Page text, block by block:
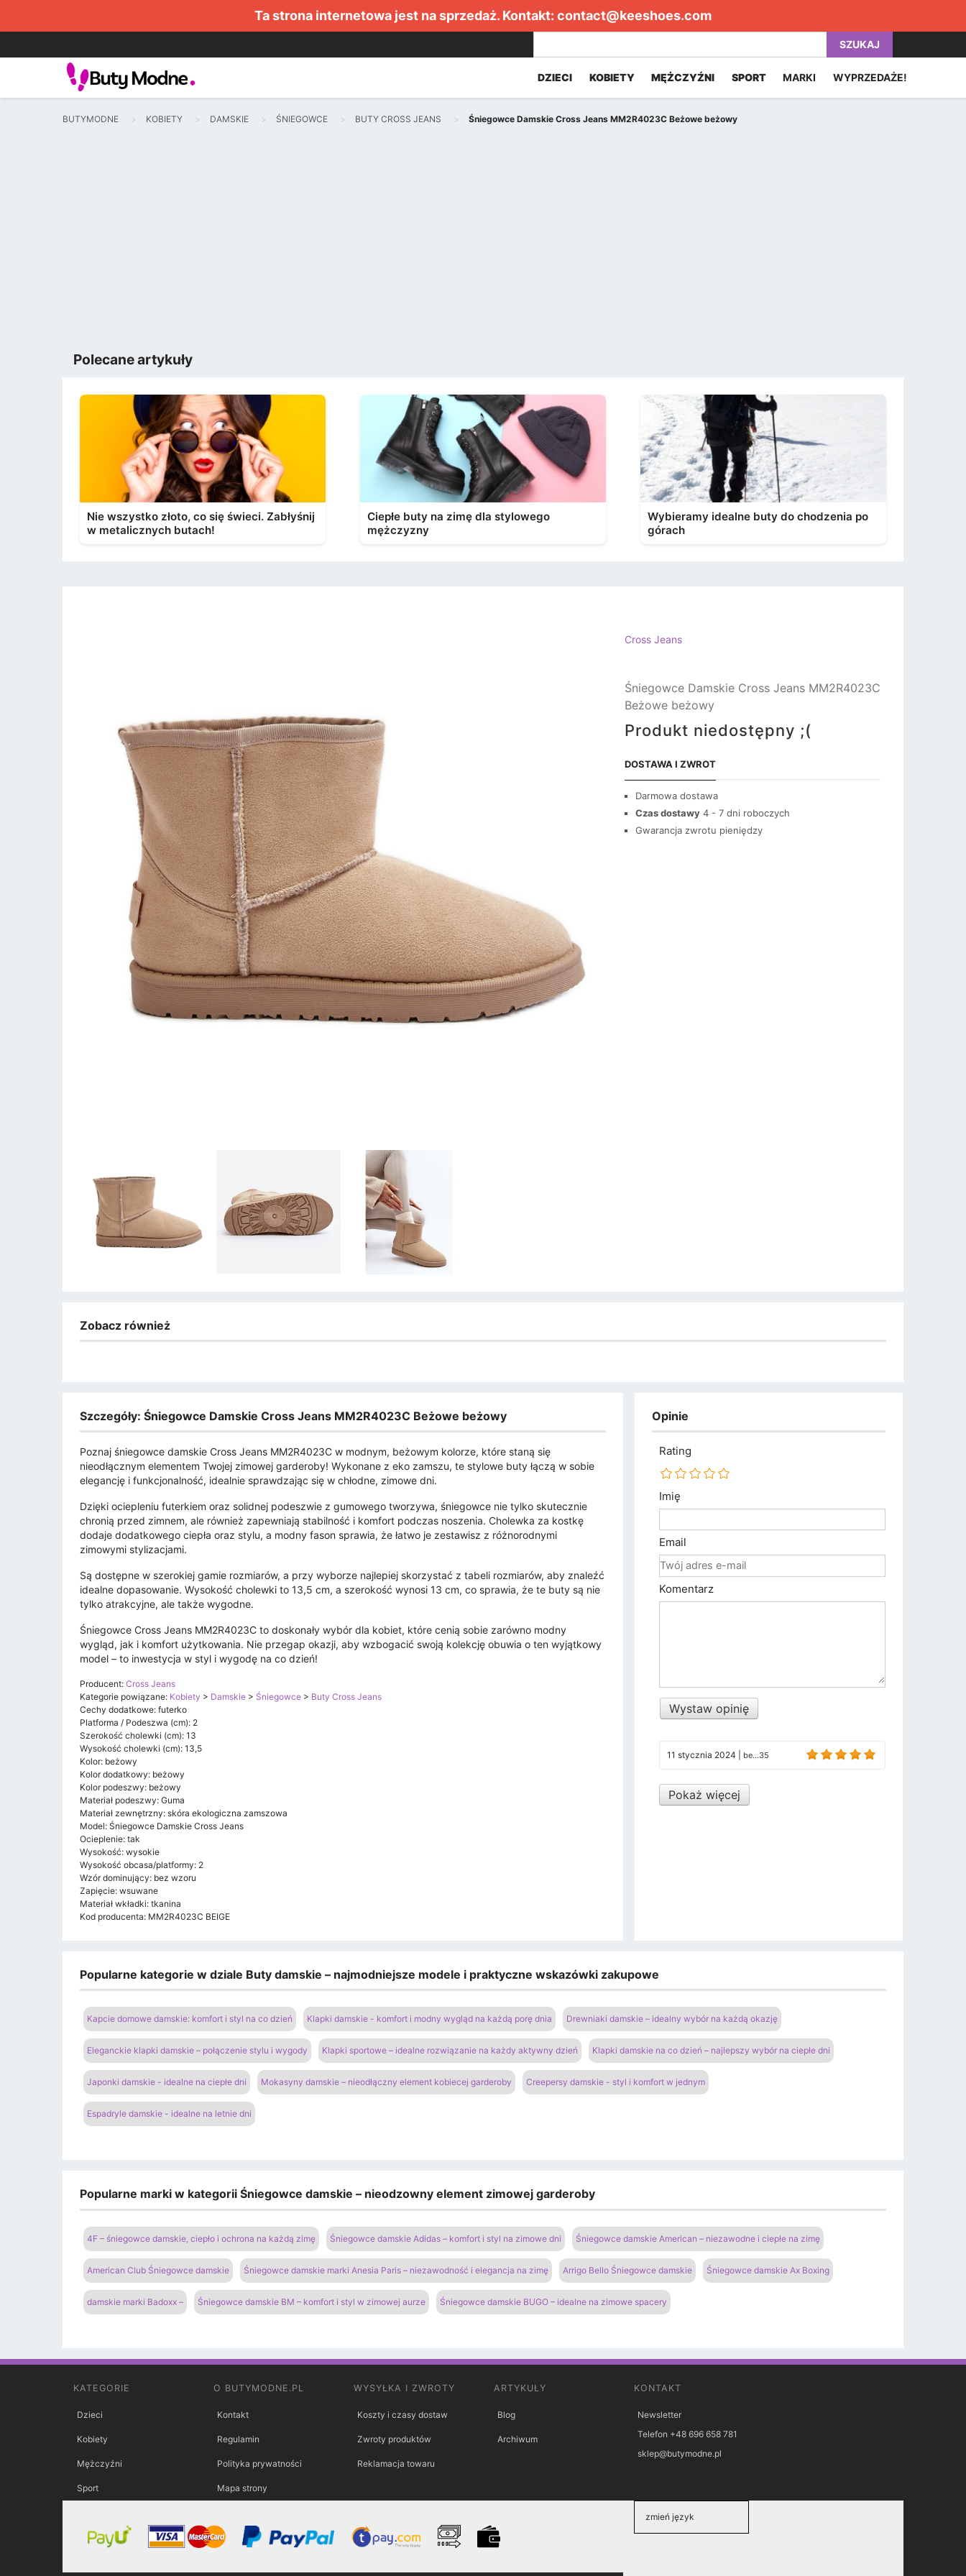
Ta strona internetowa jest na sprzedaż. Kontakt: contact@keeshoes.com
SZUKAJ
DZIECI KOBIETY MĘŻCZYŹNI SPORT MARKI WYPRZEDAŻE!
BUTYMODNE KOBIETY DAMSKIE ŚNIEGOWCE BUTY CROSS JEANS Śniegowce Damskie Cross Jeans MM2R4023C Beżowe beżowy
Polecane artykuły
Nie wszystko złoto, co się świeci. Zabłyśnij
w metalicznych butach!
Ciepłe buty na zimę dla stylowego
mężczyzny
Wybieramy idealne buty do chodzenia po
górach
Cross Jeans
Śniegowce Damskie Cross Jeans MM2R4023C
Beżowe beżowy
Produkt niedostępny ;(
DOSTAWA I ZWROT
Darmowa dostawa
Czas dostawy 4 - 7 dni roboczych
Gwarancja zwrotu pieniędzy
Zobacz również
Szczegóły: Śniegowce Damskie Cross Jeans MM2R4023C Beżowe beżowy
Poznaj śniegowce damskie Cross Jeans MM2R4023C w modnym, beżowym kolorze, które staną się
nieodłącznym elementem Twojej zimowej garderoby! Wykonane z eko zamszu, te stylowe buty łączą w sobie
elegancję i funkcjonalność, idealnie sprawdzając się w chłodne, zimowe dni.
Dzięki ociepleniu futerkiem oraz solidnej podeszwie z gumowego tworzywa, śniegowce nie tylko skutecznie
chronią przed zimnem, ale również zapewniają stabilność i komfort podczas noszenia. Cholewka za kostkę
dodaje dodatkowego ciepła oraz stylu, a modny fason sprawia, że łatwo je zestawisz z różnorodnymi
zimowymi stylizacjami.
Są dostępne w szerokiej gamie rozmiarów, a przy wyborze najlepiej skorzystać z tabeli rozmiarów, aby znaleźć
idealne dopasowanie. Wysokość cholewki to 13,5 cm, a szerokość wynosi 13 cm, co sprawia, że te buty są nie
tylko atrakcyjne, ale także wygodne.
Śniegowce Cross Jeans MM2R4023C to doskonały wybór dla kobiet, które cenią sobie zarówno modny
wygląd, jak i komfort użytkowania. Nie przegap okazji, aby wzbogacić swoją kolekcję obuwia o ten wyjątkowy
model – to inwestycja w styl i wygodę na co dzień!
Producent: Cross Jeans
Kategorie powiązane: Kobiety > Damskie > Śniegowce > Buty Cross Jeans
Cechy dodatkowe: futerko
Platforma / Podeszwa (cm): 2
Szerokość cholewki (cm): 13
Wysokość cholewki (cm): 13,5
Kolor: beżowy
Kolor dodatkowy: beżowy
Kolor podeszwy: beżowy
Materiał podeszwy: Guma
Materiał zewnętrzny: skóra ekologiczna zamszowa
Model: Śniegowce Damskie Cross Jeans
Ocieplenie: tak
Wysokość: wysokie
Wysokość obcasa/platformy: 2
Wzór dominujący: bez wzoru
Zapięcie: wsuwane
Materiał wkładki: tkanina
Kod producenta: MM2R4023C BEIGE
Opinie
Rating
Imię
Email
Komentarz
Wystaw opinię
11 stycznia 2024 be...35
Pokaż więcej
Popularne kategorie w dziale Buty damskie – najmodniejsze modele i praktyczne wskazówki zakupowe
Kapcie domowe damskie: komfort i styl na co dzień Klapki damskie - komfort i modny wygląd na każdą porę dnia Drewniaki damskie – idealny wybór na każdą okazję
Eleganckie klapki damskie – połączenie stylu i wygody Klapki sportowe – idealne rozwiązanie na każdy aktywny dzień Klapki damskie na co dzień – najlepszy wybór na ciepłe dni
Japonki damskie - idealne na ciepłe dni Mokasyny damskie – nieodłączny element kobiecej garderoby Creepersy damskie - styl i komfort w jednym
Espadryle damskie - idealne na letnie dni
Popularne marki w kategorii Śniegowce damskie – nieodzowny element zimowej garderoby
4F – śniegowce damskie, ciepło i ochrona na każdą zimę Śniegowce damskie Adidas – komfort i styl na zimowe dni Śniegowce damskie American – niezawodne i ciepłe na zimę
American Club Śniegowce damskie Śniegowce damskie marki Anesia Paris – niezawodność i elegancja na zimę Arrigo Bello Śniegowce damskie Śniegowce damskie Ax Boxing
damskie marki Badoxx – Śniegowce damskie BM – komfort i styl w zimowej aurze Śniegowce damskie BUGO – idealne na zimowe spacery
KATEGORIE
Dzieci
Kobiety
Mężczyźni
Sport
O BUTYMODNE.PL
Kontakt
Regulamin
Polityka prywatności
Mapa strony
WYSYŁKA I ZWROTY
Koszty i czasy dostaw
Zwroty produktów
Reklamacja towaru
ARTYKUŁY
Blog
Archiwum
KONTAKT
Newsletter
Telefon +48 696 658 781
sklep@butymodne.pl
zmień język